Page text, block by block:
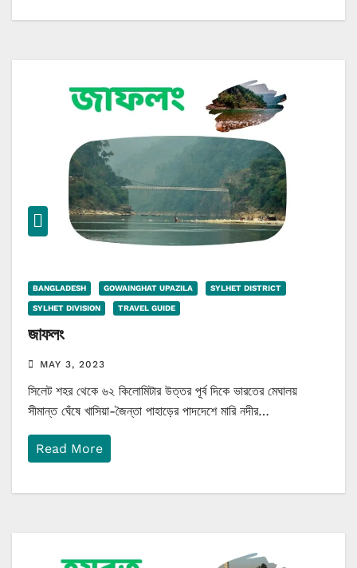
BANGLADESH GOWAINGHAT UPAZILA SYLHET DISTRICT
SYLHET DIVISION TRAVEL GUIDE
জাফলং
MAY 3, 2023
সিলেট শহর থেকে ৬২ কিলোমিটার উত্তর পূর্ব দিকে ভারতের মেঘালয়
সীমান্ত ঘেঁষে খাসিয়া-জৈন্তা পাহাড়ের পাদদেশে মারি নদীর…
Read More